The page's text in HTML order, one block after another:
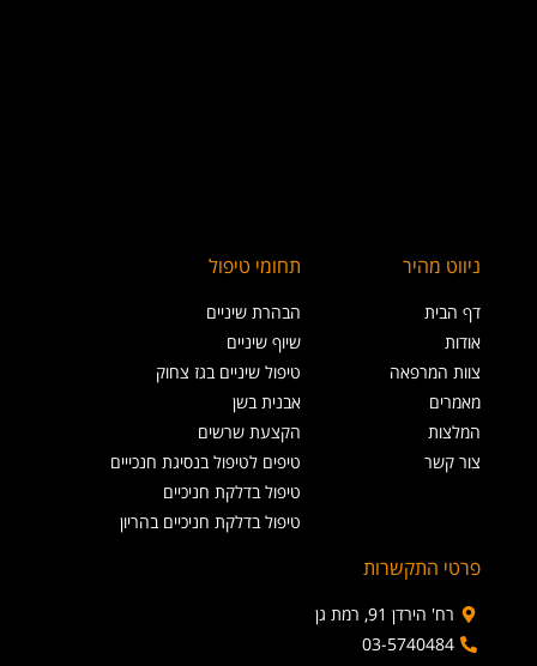
ניווט מהיר
דף הבית
אודות
צוות המרפאה
מאמרים
המלצות
צור קשר
תחומי טיפול
הבהרת שיניים
שיוף שיניים
טיפול שיניים בגז צחוק
אבנית בשן
הקצעת שרשים
טיפים לטיפול בנסיגת חנכייים
טיפול בדלקת חניכיים
טיפול בדלקת חניכיים בהריון
פרטי התקשרות
רח' הירדן 91, רמת גן
03-5740484